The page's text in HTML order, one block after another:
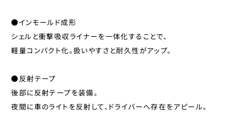
カバー
子供のせ
センタン工業
ティーエス
ニッコー
パナレーサー
マジックワン
●インモールド成形
シェルと衝撃吸収ライナーを一体化することで、
軽量コンパクト化。扱いやすさと耐久性がアップ。
●反射テープ
後部に反射テープを装備。
夜間に車のライトを反射して、ドライバーへ存在をアピール。